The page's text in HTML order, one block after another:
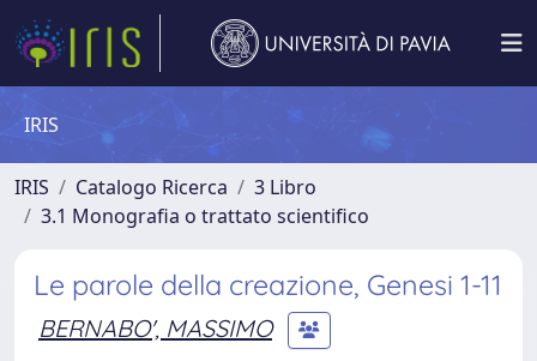
IRIS
IRIS Catalogo Ricerca
3 Libro
3.1 Monografia o trattato scientifico
Le parole della creazione, Genesi 1-11
BERNABO', MASSIMO